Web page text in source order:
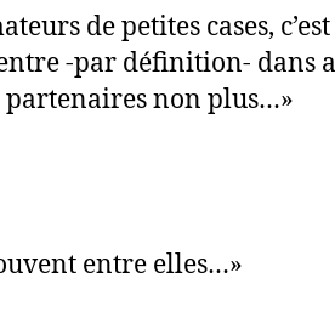
de petites cases, c’est
-par définition- dans
partenaires non plus…»
entre elles…»